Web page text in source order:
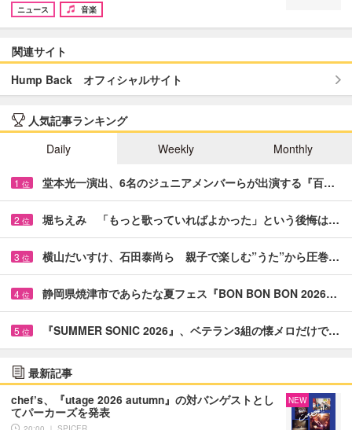
ニュース
音楽
関連サイト
Hump Back オフィシャルサイト
人気記事ランキング
Daily
Weekly Monthly
1 位 堂本光一演出、6名のジュニアメンバーらが出演する『百…
2 位 堀ちえみ 「もっと歌っていればよかった」という後悔は…
3 位 横山だいすけ、石田泰尚ら 親子で楽しむ”うた”から圧巻…
4 位 静岡県焼津市であらたな夏フェス『BON BON BON 2026…
5 位 『SUMMER SONIC 2026』、ベテラン3組の懐メロだけで…
最新記事
chef’s、『utage 2026 autumn』の対バンゲストとし
てパーカーズを発表
NEW